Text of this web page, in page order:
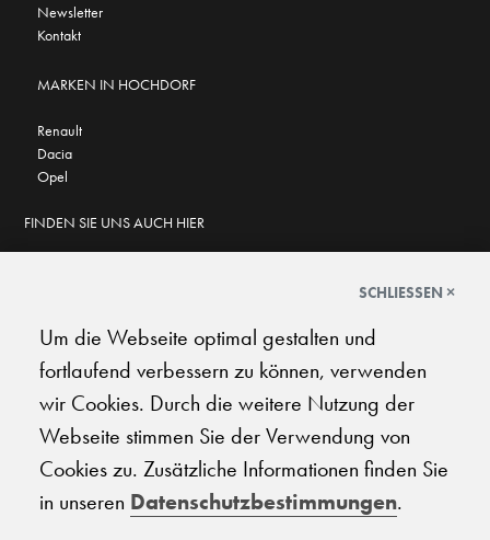
Newsletter
Kontakt
MARKEN IN HOCHDORF
Renault
Dacia
Opel
FINDEN SIE UNS AUCH HIER
4.7 ★★★★★
★★★★★
© 2026 Carplanet Galliker
SCHLIESSEN ×
Um die Webseite optimal gestalten und
fortlaufend verbessern zu können, verwenden
wir Cookies. Durch die weitere Nutzung der
Webseite stimmen Sie der Verwendung von
Cookies zu. Zusätzliche Informationen finden Sie
in unseren Datenschutzbestimmungen.